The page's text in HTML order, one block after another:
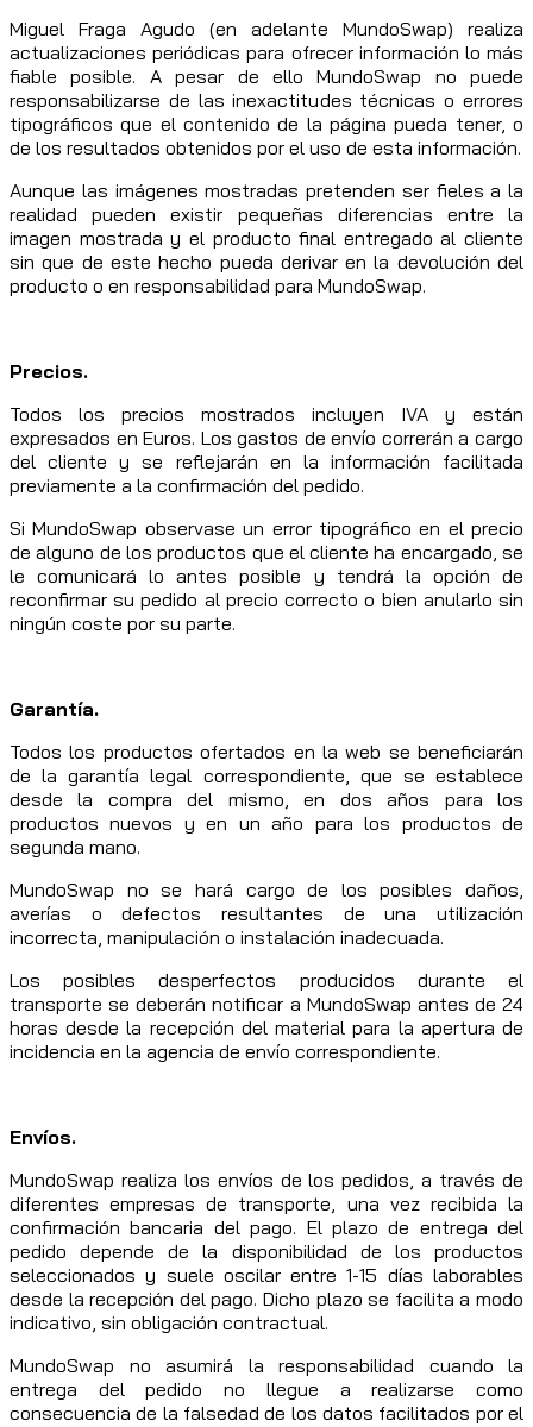
Miguel Fraga Agudo (en adelante MundoSwap) realiza
actualizaciones periódicas para ofrecer información lo más
fiable posible. A pesar de ello MundoSwap no puede
responsabilizarse de las inexactitudes técnicas o errores
tipográficos que el contenido de la página pueda tener, o
de los resultados obtenidos por el uso de esta información.
Aunque las imágenes mostradas pretenden ser fieles a la
realidad pueden existir pequeñas diferencias entre la
imagen mostrada y el producto final entregado al cliente
sin que de este hecho pueda derivar en la devolución del
producto o en responsabilidad para MundoSwap.
Precios.
Todos los precios mostrados incluyen IVA y están
expresados en Euros. Los gastos de envío correrán a cargo
del cliente y se reflejarán en la información facilitada
previamente a la confirmación del pedido.
Si MundoSwap observase un error tipográfico en el precio
de alguno de los productos que el cliente ha encargado, se
le comunicará lo antes posible y tendrá la opción de
reconfirmar su pedido al precio correcto o bien anularlo sin
ningún coste por su parte.
Garantía.
Todos los productos ofertados en la web se beneficiarán
de la garantía legal correspondiente, que se establece
desde la compra del mismo, en dos años para los
productos nuevos y en un año para los productos de
segunda mano.
MundoSwap no se hará cargo de los posibles daños,
averías o defectos resultantes de una utilización
incorrecta, manipulación o instalación inadecuada.
Los posibles desperfectos producidos durante el
transporte se deberán notificar a MundoSwap antes de 24
horas desde la recepción del material para la apertura de
incidencia en la agencia de envío correspondiente.
Envíos.
MundoSwap realiza los envíos de los pedidos, a través de
diferentes empresas de transporte, una vez recibida la
confirmación bancaria del pago. El plazo de entrega del
pedido depende de la disponibilidad de los productos
seleccionados y suele oscilar entre 1-15 días laborables
desde la recepción del pago. Dicho plazo se facilita a modo
indicativo, sin obligación contractual.
MundoSwap no asumirá la responsabilidad cuando la
entrega del pedido no llegue a realizarse como
consecuencia de la falsedad de los datos facilitados por el